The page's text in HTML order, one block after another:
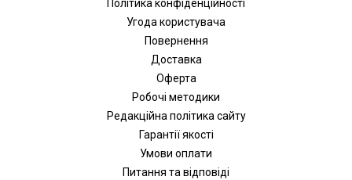
Політика конфіденційності
Угода користувача
Повернення
Доставка
Оферта
Робочі методики
Редакційна політика сайту
Гарантії якості
Умови оплати
Питання та відповіді